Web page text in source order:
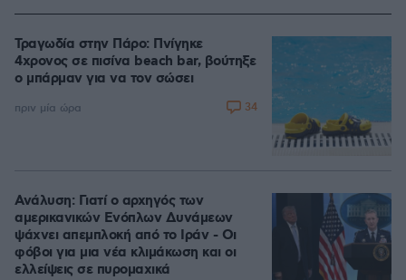
Τραγωδία στην Πάρο: Πνίγηκε
4χρονος σε πισίνα beach bar, βούτηξε
ο μπάρμαν για να τον σώσει
πριν μία ώρα 34
Ανάλυση: Γιατί ο αρχηγός των
αμερικανικών Ενόπλων Δυνάμεων
ψάχνει απεμπλοκή από το Ιράν - Οι
φόβοι για μια νέα κλιμάκωση και οι
ελλείψεις σε πυρομαχικά